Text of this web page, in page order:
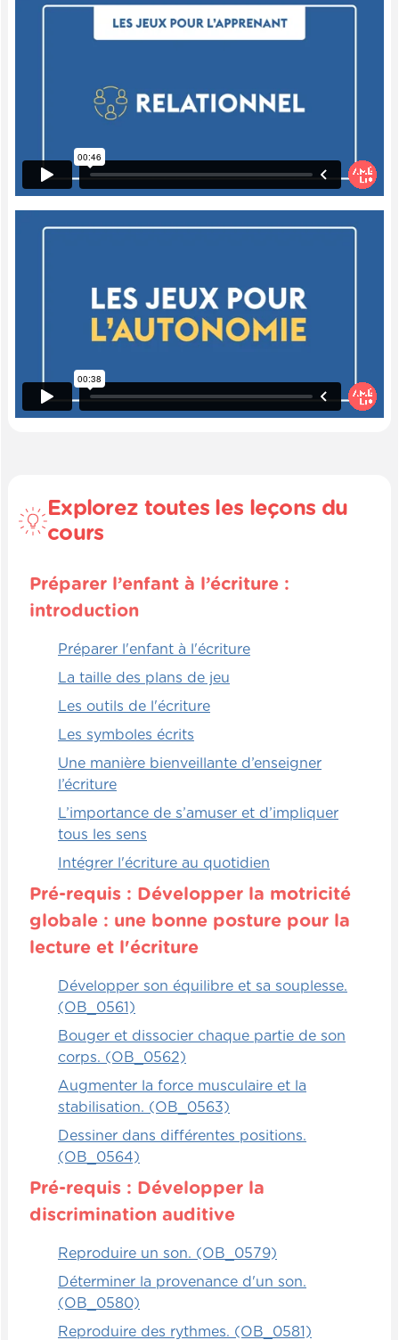
Alors, ce qui est important, c'est de
Dynamiques
Dans le cadre d'un parcours à obstacles
complexes, à certaines stations, on peut
retrouver soit des énigmes mathématiques,
soit imagées si l'enfant est non-lecteur.
Les enfants adorent jouer à ça, et c'est une
très, très, très, très bonne façon de leur
faire aimer faire de l'inférence et de faire
travailler leur mémoire.
Les jeux **La Règle Secrète** et **Les
Décrypteurs** sont deux jeux compatibles
Amélio qui sont absolument fabuleux pour
énigmes, faire de l'inférence, faire des liens
logiques.
Alors, je vous invite à aller consulter les
de vrais petits bijoux dynamiques,
intéressants à jouer et très efficaces pour
développer cet objectif pédagogique.
Relationnels
Un enfant doit faire une affirmation, mais il
doit choisir une émotion qui n'a aucun
rapport avec l'affirmation. Les autres
exprimée. Par exemple : "J'ai très faim." Les
enfants doivent déterminer que l'émotion
associée est la tristesse.
Puis, après ça, on va demander aux enfants
quelle émotion aurait dû être prouvée en
fait quand l'enfant a faim. Est-ce que c'est
vraiment la tristesse ou il y aurait quelque
discussions très intéressantes et ça fait en
sorte que les enfants apprennent à faire la
distinction entre les incohérences et les
éléments cohérents.
Autonomie
Les voyages à Amélio sont une source de
questions d'inférence fabuleuses, donc
pour travailler les déductions logiques,
c'est extraordinaire. L'enfant en autonomie
peut faire le voyage, c'est-à-dire être le
Explorez toutes les leçons du
cours
Préparer l’enfant à l’écriture :
introduction
Préparer l'enfant à l'écriture
La taille des plans de jeu
Les outils de l'écriture
Les symboles écrits
Une manière bienveillante d’enseigner
l’écriture
L’importance de s’amuser et d’impliquer
tous les sens
Intégrer l'écriture au quotidien
Pré-requis : Développer la motricité
globale : une bonne posture pour la
lecture et l'écriture
Développer son équilibre et sa souplesse.
(OB_0561)
Bouger et dissocier chaque partie de son
corps. (OB_0562)
Augmenter la force musculaire et la
stabilisation. (OB_0563)
Dessiner dans différentes positions.
(OB_0564)
Pré-requis : Développer la
discrimination auditive
Reproduire un son. (OB_0579)
Déterminer la provenance d'un son.
(OB_0580)
Reproduire des rythmes. (OB_0581)